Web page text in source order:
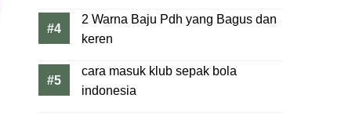
2 Warna Baju Pdh yang Bagus dan
keren
cara masuk klub sepak bola
indonesia